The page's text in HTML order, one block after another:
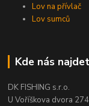
Lov na přívlač
Lov sumců
Kde nás
DK FISHING s.r.o.
U Voříškova dvora